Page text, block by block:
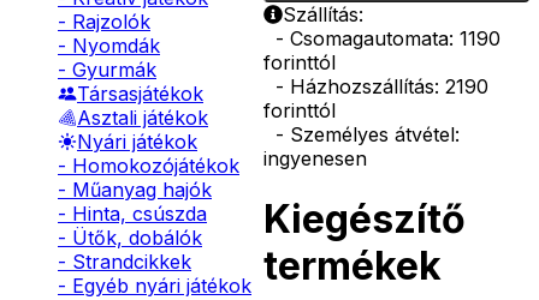
- Rajzolók
- Nyomdák
- Gyurmák
Társasjátékok
Asztali játékok
Nyári játékok
- Homokozójátékok
- Műanyag hajók
- Hinta, csúszda
- Ütők, dobálók
- Strandcikkek
- Egyéb nyári játékok
Szállítás:
- Csomagautomata: 1190
forinttól
- Házhozszállítás: 2190
forinttól
- Személyes átvétel:
ingyenesen
Kiegészítő
termékek